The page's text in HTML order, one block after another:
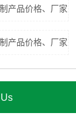
产品价格、厂家
产品价格、厂家